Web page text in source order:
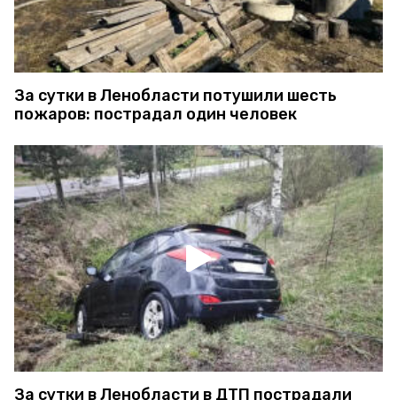
За сутки в Ленобласти потушили шесть
пожаров: пострадал один человек
За сутки в Ленобласти в ДТП пострадали